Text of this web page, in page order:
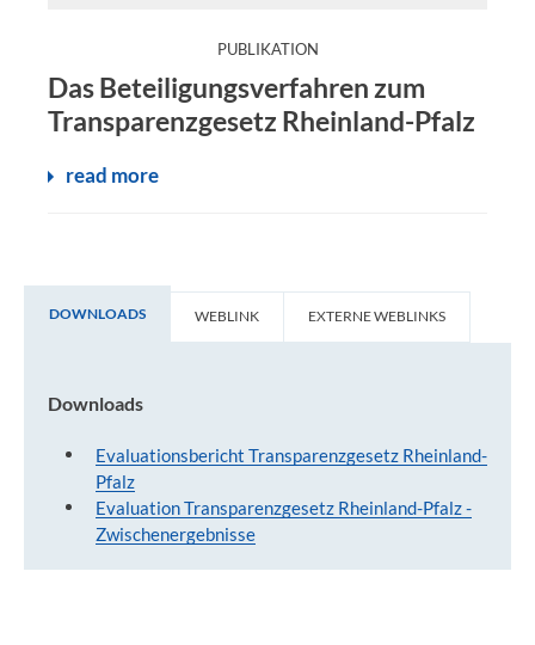
PUBLIKATION:
Das Beteiligungsverfahren zum
Transparenzgesetz Rheinland-Pfalz
read more
DOWNLOADS WEBLINK EXTERNE WEBLINKS
Downloads
Evaluationsbericht Transparenzgesetz Rheinland-
Pfalz
Evaluation Transparenzgesetz Rheinland-Pfalz -
Zwischenergebnisse